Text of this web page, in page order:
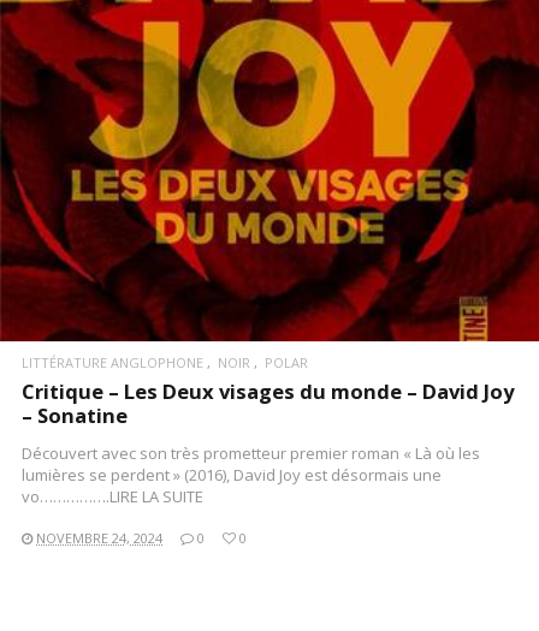
LIRE LA SUITE
LITTÉRATURE ANGLOPHONE NOIR POLAR
Critique – Les Deux visages du monde – David Joy
– Sonatine
Découvert avec son très prometteur premier roman « Là où les
lumières se perdent » (2016), David Joy est désormais une
vo…………….LIRE LA SUITE
NOVEMBRE 24, 2024 0 0